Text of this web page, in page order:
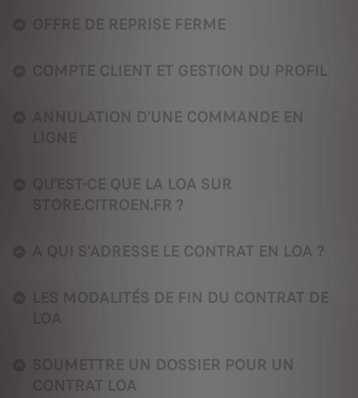
OFFRE DE REPRISE FERME
COMPTE CLIENT ET GESTION DU PROFIL
ANNULATION D'UNE COMMANDE EN
QU'EST-CE QUE LA LOA SUR
STORE.CITROEN.FR ?
A QUI S'ADRESSE LE CONTRAT EN LOA ?
LES MODALITÉS DE FIN DU CONTRAT DE
SOUMETTRE UN DOSSIER POUR UN
CONTRAT LOA